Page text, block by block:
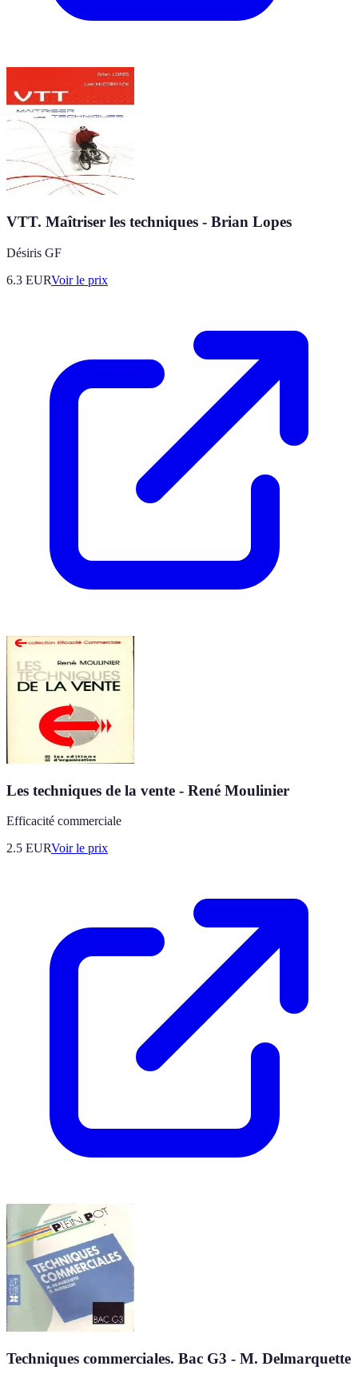
VTT. Maîtriser les techniques - Brian Lopes
Désiris GF
6.3 EURVoir le prix
Les techniques de la vente - René Moulinier
Efficacité commerciale
2.5 EURVoir le prix
Techniques commerciales. Bac G3 - M. Delmarquette